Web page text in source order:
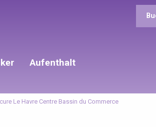
Aufenthalt
Le Havre Centre Bassin du Commerce